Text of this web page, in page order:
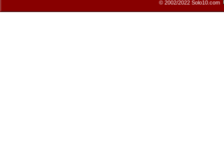
© 2002/2022 Solo10.com